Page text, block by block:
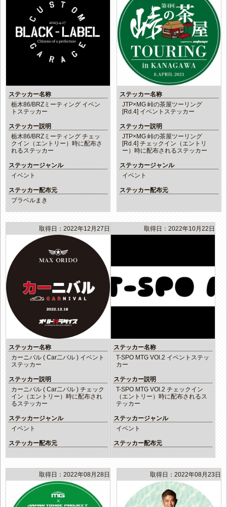
ステッカー名称
栃木86/BRZミーティング イベン
トステッカー
ステッカー説明
栃木86/BRZミーティング チェッ
クイン（エントリー）時に配布さ
れるステッカー
ステッカージャンル
イベント
ステッカー配布元
ブラベルまき
ステッカー名称
JTP×MG 峠の茶屋ツーリング
[Rd.4] イベントステッカー
ステッカー説明
JTP×MG 峠の茶屋ツーリング
[Rd.4] チェックイン（エントリ
ー）時に配布されるステッカー
ステッカージャンル
イベント
ステッカー配布元
取得日：2022年12月27日
ステッカー名称
カーニバル ( Car二バル ) イベント
ステッカー
ステッカー説明
カーニバル ( Car二バル ) チェック
イン（エントリー）時に配布され
るステッカー
ステッカージャンル
イベント
ステッカー配布元
取得日：2022年10月22日
ステッカー名称
T-SPO MTG VOl.2 イベントステッ
カー
ステッカー説明
T-SPO MTG VOl.2 チェックイン
（エントリー）時に配布されるス
テッカー
ステッカージャンル
イベント
ステッカー配布元
取得日：2022年08月28日 取得日：2022年08月23日